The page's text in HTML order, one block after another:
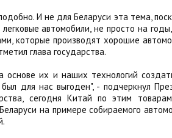
И не для Беларуси эта тема,
автомобили, не просто на
которые производят хорошие
глава государства.
основе их и наших технологий
для нас выгоден", - подчеркнул
сегодня Китай по этим
на примере собираемого